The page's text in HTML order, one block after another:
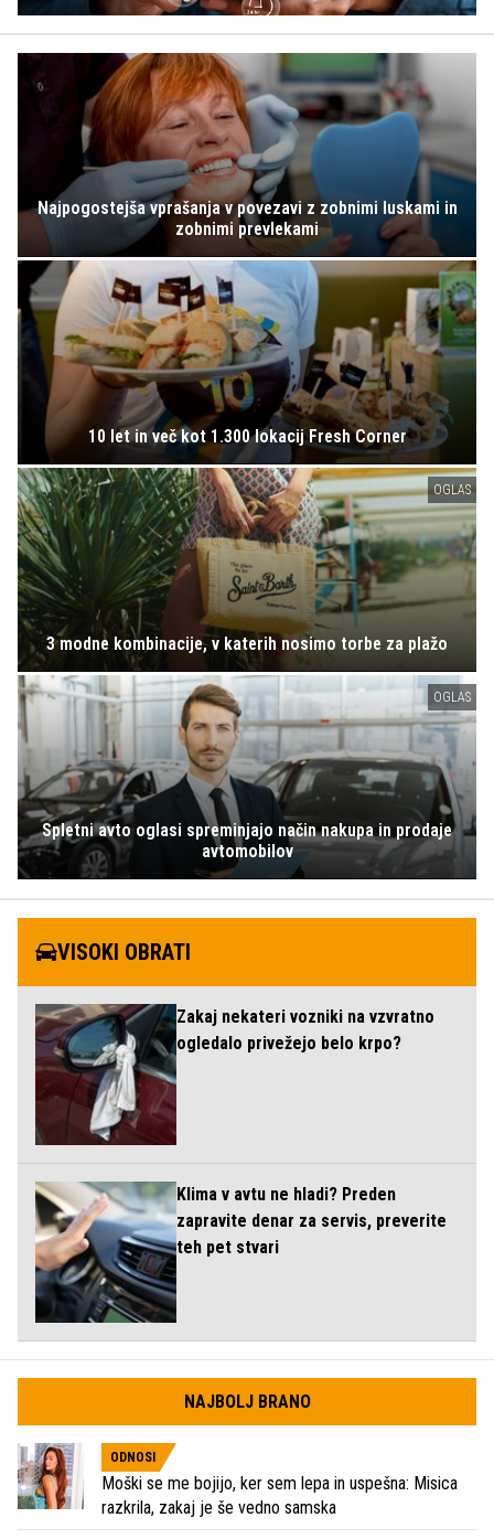
Najpogostejša vprašanja v povezavi z zobnimi luskami in
zobnimi prevlekami
10 let in več kot 1.300 lokacij Fresh Corner
OGLAS
3 modne kombinacije, v katerih nosimo torbe za plažo
OGLAS
Spletni avto oglasi spreminjajo način nakupa in prodaje
avtomobilov
VISOKI OBRATI
Zakaj nekateri vozniki na vzvratno
ogledalo privežejo belo krpo?
Klima v avtu ne hladi? Preden
zapravite denar za servis, preverite
teh pet stvari
NAJBOLJ BRANO
ODNOSI
Moški se me bojijo, ker sem lepa in uspešna: Misica
razkrila, zakaj je še vedno samska